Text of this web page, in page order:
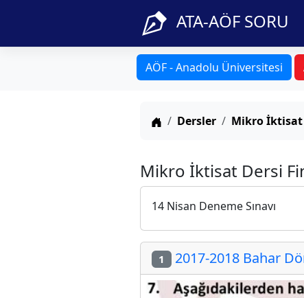
ATA-AÖF SORU
AÖF - Anadolu Üniversitesi
Anasayfa
Dersler Mikro İktisat
Mikro İktisat Dersi
14 Nisan Deneme Sınavı
1 2017-2018 Bahar